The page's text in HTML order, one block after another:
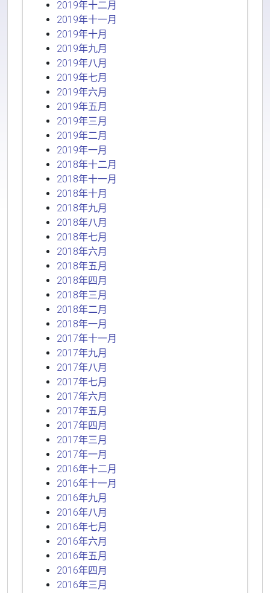
2019年十二月
2019年十一月
2019年十月
2019年九月
2019年八月
2019年七月
2019年六月
2019年五月
2019年三月
2019年二月
2019年一月
2018年十二月
2018年十一月
2018年十月
2018年九月
2018年八月
2018年七月
2018年六月
2018年五月
2018年四月
2018年三月
2018年二月
2018年一月
2017年十一月
2017年九月
2017年八月
2017年七月
2017年六月
2017年五月
2017年四月
2017年三月
2017年一月
2016年十二月
2016年十一月
2016年九月
2016年八月
2016年七月
2016年六月
2016年五月
2016年四月
2016年三月